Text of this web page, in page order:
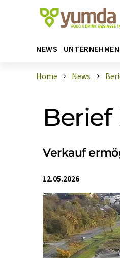
NEWS UNTERNEHMEN
Home News
Berief
Verkauf
12.05.2026